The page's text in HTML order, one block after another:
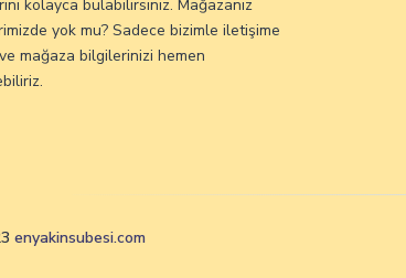
kolayca bulabilirsiniz. Mağazanız
yok mu? Sadece bizimle iletişime
mağaza bilgilerinizi hemen
enyakinsubesi.com